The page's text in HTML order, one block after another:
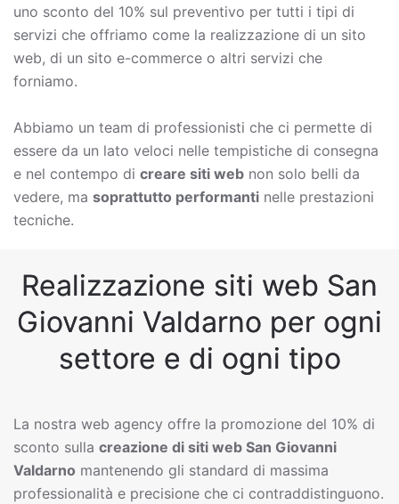
uno sconto del 10% sul preventivo per tutti i tipi di
servizi che offriamo come la realizzazione di un sito
web, di un sito e-commerce o altri servizi che
forniamo.
Abbiamo un team di professionisti che ci permette di
essere da un lato veloci nelle tempistiche di consegna
e nel contempo di creare siti web non solo belli da
vedere, ma soprattutto performanti nelle prestazioni
tecniche.
Realizzazione siti web San
Giovanni Valdarno per ogni
settore e di ogni tipo
La nostra web agency offre la promozione del 10% di
sconto sulla creazione di siti web San Giovanni
Valdarno mantenendo gli standard di massima
professionalità e precisione che ci contraddistinguono.